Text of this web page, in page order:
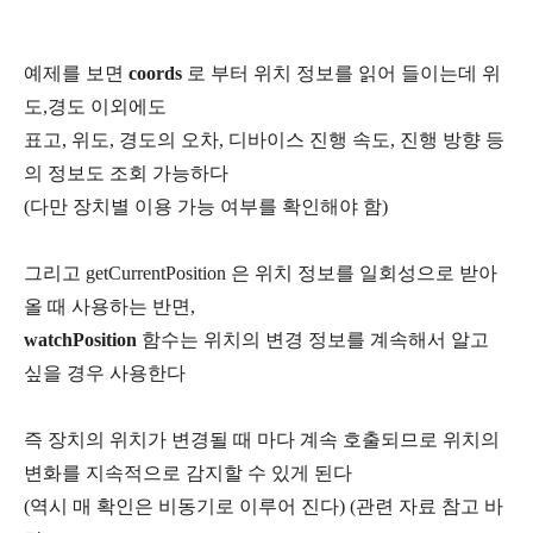
예제를 보면 coords 로 부터 위치 정보를 읽어 들이는데 위
도,경도 이외에도
표고, 위도, 경도의 오차, 디바이스 진행 속도, 진행 방향 등
의 정보도 조회 가능하다
(다만 장치별 이용 가능 여부를 확인해야 함)
그리고 getCurrentPosition 은 위치 정보를 일회성으로 받아
올 때 사용하는 반면,
watchPosition 함수는 위치의 변경 정보를 계속해서 알고
싶을 경우 사용한다
즉 장치의 위치가 변경될 때 마다 계속 호출되므로 위치의
변화를 지속적으로 감지할 수 있게 된다
(역시 매 확인은 비동기로 이루어 진다) (관련 자료 참고 바